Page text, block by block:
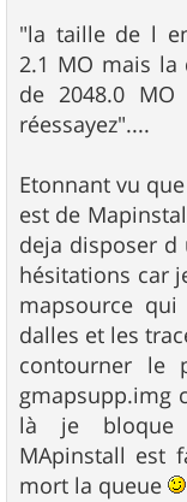
"la taille de l
2.1 MO mais la
de 2048.0
réessayez"....
Etonnant vu
est de
deja disposer
hésitations car
mapsource
dalles et les
contourner le
gmapsupp.img
là je bloque
MApinstall est
mort la queue